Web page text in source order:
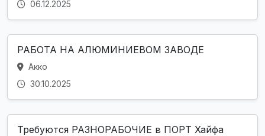
06.12.2025
РАБОТА НА АЛЮМИНИЕВОМ ЗАВОДЕ
Акко
30.10.2025
Требуются РАЗНОРАБОЧИЕ в ПОРТ Хайфа